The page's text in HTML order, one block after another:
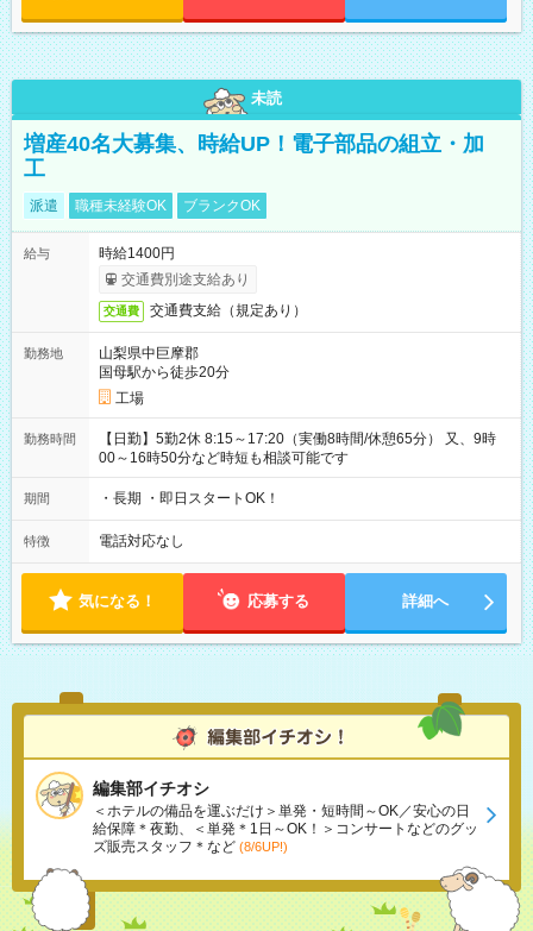
未読
増産40名大募集、時給UP！電子部品の組立・加
工
派遣 職種未経験OK ブランクOK
給与
時給1400円
交通費別途支給あり
交通費 交通費支給（規定あり）
勤務地
山梨県中巨摩郡
国母駅から徒歩20分
工場
勤務時間
【日勤】5勤2休 8:15～17:20（実働8時間/休憩65分） 又、9時
00～16時50分など時短も相談可能です
期間 ・長期 ・即日スタートOK！
特徴 電話対応なし
気になる！ 応募する 詳細へ
編集部イチオシ
＜ホテルの備品を運ぶだけ＞単発・短時間～OK／安心の日
給保障＊夜勤、＜単発＊1日～OK！＞コンサートなどのグッ
ズ販売スタッフ＊など (8/6UP!)